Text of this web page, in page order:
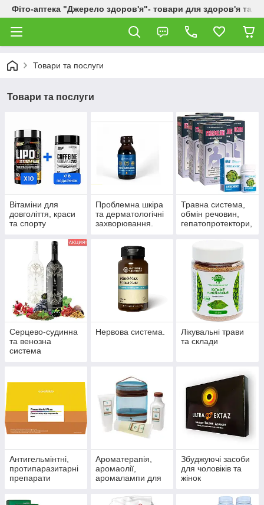
Фіто-аптека "Джерело здоров'я"- товари для здоров'я та
Товари та послуги
Товари та послуги
Вітаміни для
довголіття, краси
та спорту
Проблемна шкіра
та дерматологічні
захворювання.
Травна система,
обмін речовин,
гепатопротектори,
Серцево-судинна
та венозна
система
Нервова система.
Лікувальні трави
та склади
Антигельмінтні,
протипаразитарні
препарати
Ароматерапія,
аромаолії,
аромалампи для
приміщень
Збуджуючі засоби
для чоловіків та
жінок